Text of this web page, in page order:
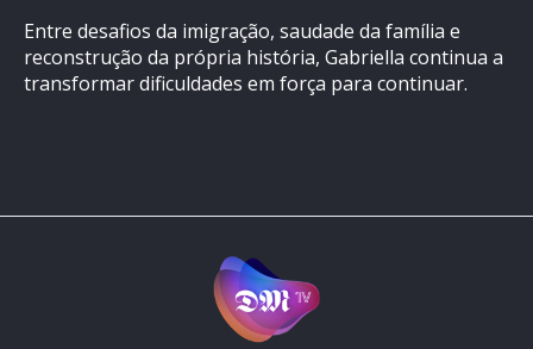
Entre desafios da imigração, saudade da família e
reconstrução da própria história, Gabriella continua a
transformar dificuldades em força para continuar.